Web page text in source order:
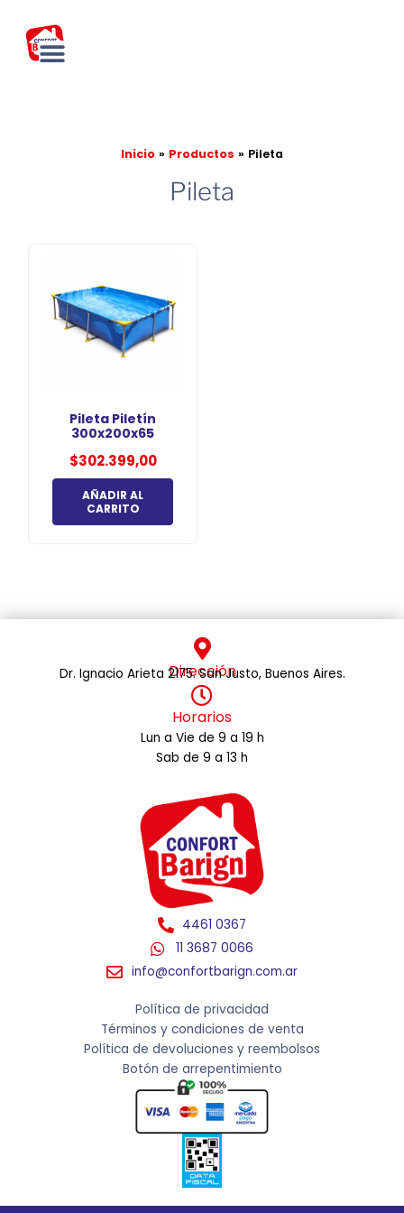
contenido
Inicio Productos Pileta
Pileta
Pileta Piletín
300x200x65
$302.399,00
AÑADIR AL
CARRITO
Dirección
Dr. Ignacio Arieta 2175. San Justo, Buenos Aires.
Horarios
Lun a Vie de 9 a 19 h
Sab de 9 a 13 h
4461 0367
11 3687 0066
info@confortbarign.com.ar
Política de privacidad
Términos y condiciones de venta
Política de devoluciones y reembolsos
Botón de arrepentimiento